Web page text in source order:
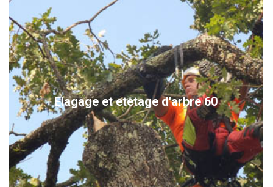
Elagage et etetage d'arbre 60